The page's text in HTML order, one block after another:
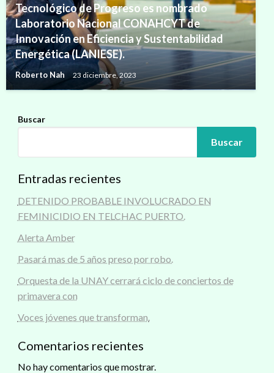
Tecnológico de Progreso es nombrado
Laboratorio Nacional CONAHCYT de
Innovación en Eficiencia y Sustentabilidad
Energética (LANIESE).
Roberto Nah 23 diciembre, 2023
Buscar
Buscar
Entradas recientes
DETENIDO PROBABLE INVOLUCRADO EN
FEMINICIDIO EN TELCHAC PUERTO.
Alerta Amber
Pasará mas de 5 años preso por robo.
Orquesta de la UNAY cerrará ciclo de conciertos de
primavera con
Voces jóvenes que transforman.
Comentarios recientes
No hay comentarios que mostrar.